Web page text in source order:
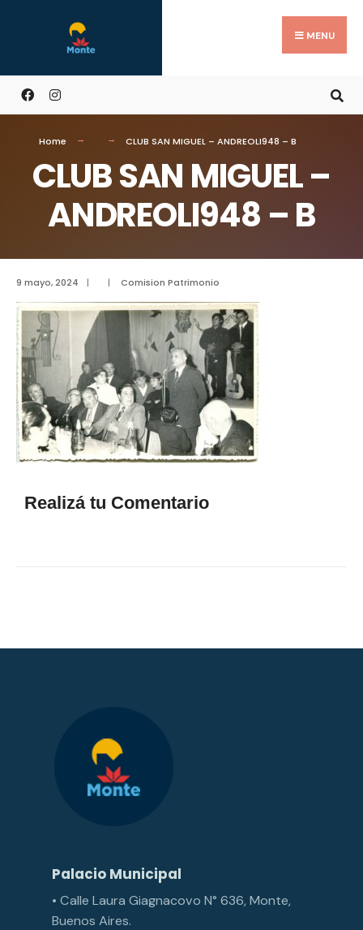
MENU
Home CLUB SAN MIGUEL – ANDREOLI948 – B
CLUB SAN MIGUEL –
ANDREOLI948 – B
9 mayo, 2024 | | Comision Patrimonio
Realizá tu Comentario
Palacio Municipal
• Calle Laura Giagnacovo N° 636, Monte,
Buenos Aires.